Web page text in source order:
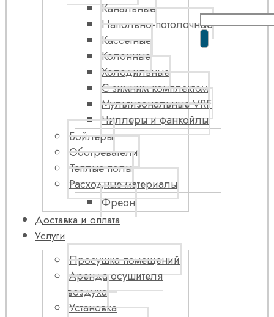
Канальные
Напольно-потолочные
Кассетные
Колонные
Холодильные
С зимним комплектом
Мультизональные VRF
Чиллеры и фанкойлы
Бойлеры
Обогреватели
Теплые полы
Расходные материалы
Фреон
Доставка и оплата
Услуги
Просушка помещений
Аренда осушителя
воздуха
Установка